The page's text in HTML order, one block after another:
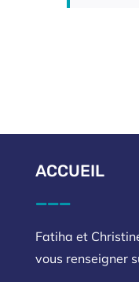
ACCUEIL
___
Fatiha et
vous renseigner